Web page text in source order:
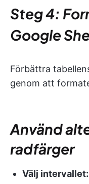
Steg 4:
Google
Förbättra
genom att
Använd
radfärger
Välj intervallet: